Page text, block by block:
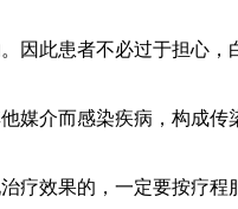
因此患者不必过于担心，
媒介而感染疾病，构成传
疗效果的，一定要按疗程